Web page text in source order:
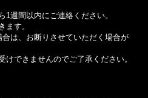
週間以内にご連絡ください。
す。
は、お断りさせていただく場合が
できませんのでご了承ください。